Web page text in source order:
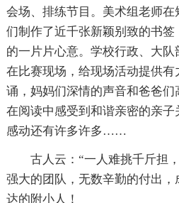
会场、排练节目。美术组老师
们制作了近千张新颖别致的书
的一片片心意。学校行政、大
在比赛现场，给现场活动提供
诵，妈妈们深情的声音和爸爸们
在阅读中感受到和谐亲密的亲
感动还有许多许多……
古人云：“一人难挑千斤担
强大的团队，无数辛勤的付出
达的附小人！